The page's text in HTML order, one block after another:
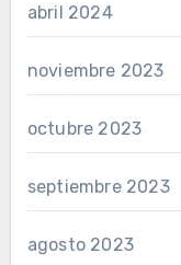
abril 2024
noviembre 2023
octubre 2023
septiembre 2023
agosto 2023